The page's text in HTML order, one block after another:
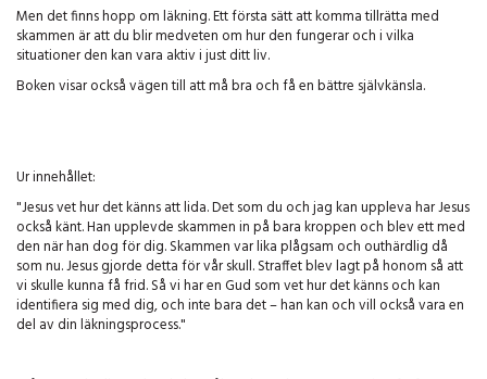
Men det finns hopp om läkning. Ett första sätt att komma tillrätta med
skammen är att du blir medveten om hur den fungerar och i vilka
situationer den kan vara aktiv i just ditt liv.
Boken visar också vägen till att må bra och få en bättre självkänsla.
Ur innehållet:
"Jesus vet hur det känns att lida. Det som du och jag kan uppleva har Jesus
också känt. Han upplevde skammen in på bara kroppen och blev ett med
den när han dog för dig. Skammen var lika plågsam och outhärdlig då
som nu. Jesus gjorde detta för vår skull. Straffet blev lagt på honom så att
vi skulle kunna få frid. Så vi har en Gud som vet hur det känns och kan
identifiera sig med dig, och inte bara det – han kan och vill också vara en
del av din läkningsprocess."